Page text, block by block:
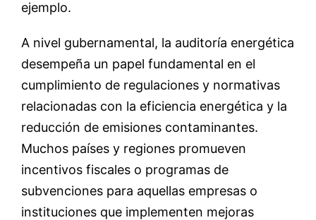
ejemplo.
A nivel gubernamental, la auditoría energética
desempeña un papel fundamental en el
cumplimiento de regulaciones y normativas
relacionadas con la eficiencia energética y la
reducción de emisiones contaminantes.
Muchos países y regiones promueven
incentivos fiscales o programas de
subvenciones para aquellas empresas o
instituciones que implementen mejoras